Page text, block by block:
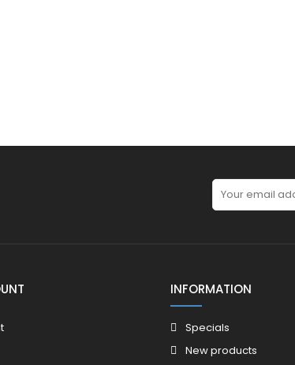
INFORMATION
Specials
New products